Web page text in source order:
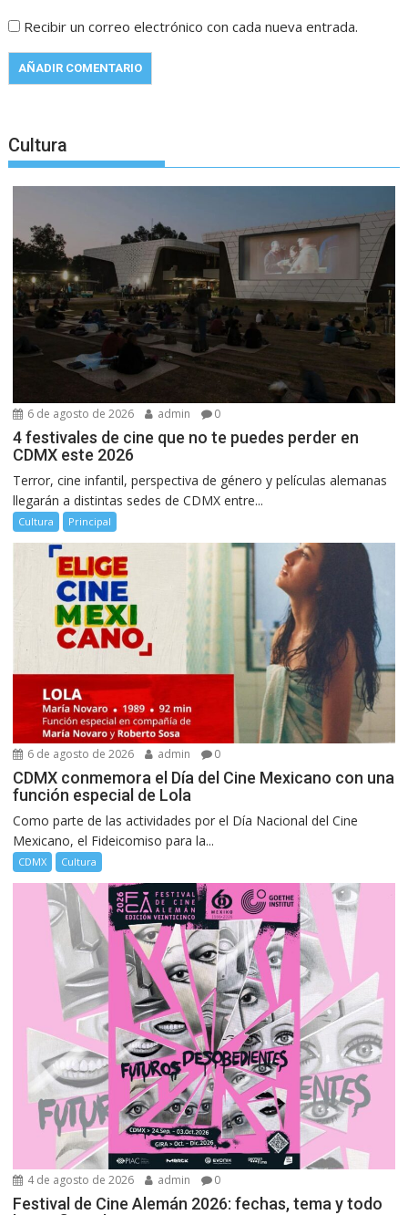
Recibir un correo electrónico con cada nueva entrada.
Cultura
6 de agosto de 2026 admin 0
4 festivales de cine que no te puedes perder en
CDMX este 2026
Terror, cine infantil, perspectiva de género y películas alemanas
llegarán a distintas sedes de CDMX entre...
Cultura Principal
6 de agosto de 2026 admin 0
CDMX conmemora el Día del Cine Mexicano con una
función especial de Lola
Como parte de las actividades por el Día Nacional del Cine
Mexicano, el Fideicomiso para la...
CDMX Cultura
4 de agosto de 2026 admin 0
Festival de Cine Alemán 2026: fechas, tema y todo